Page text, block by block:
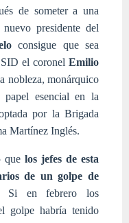
de someter a una
presidente del
consigue que sea
el coronel Emilio
nobleza, monárquico
esencial en la
por la Brigada
Martínez Inglés.
que los jefes de esta
de un golpe de
Si en febrero los
golpe habría tenido